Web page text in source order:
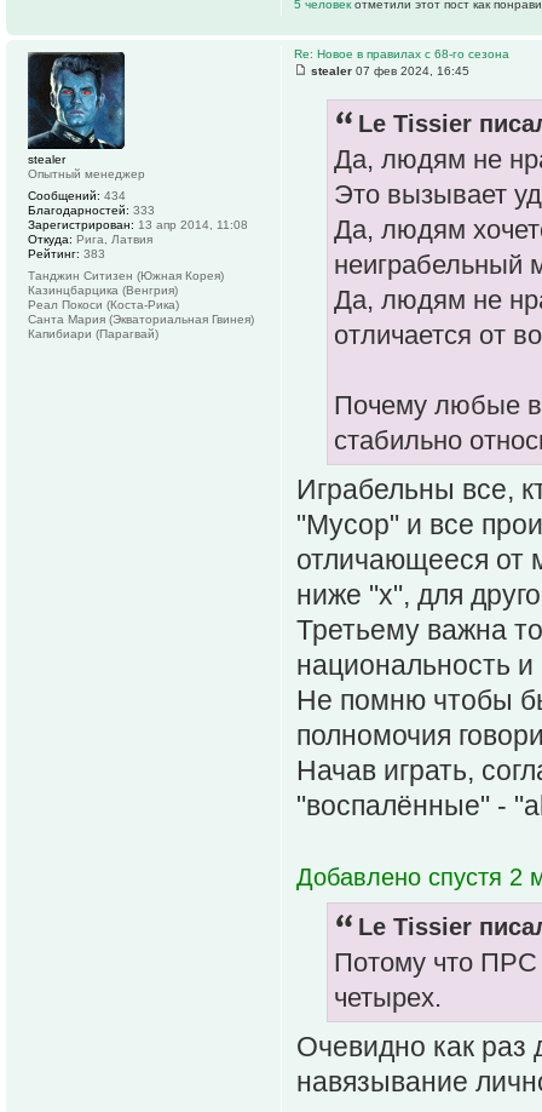
5 человек отметили этот пост как
Re: Новое в правилах с 68-го сезона
stealer 07 фев 2024, 16:45
Le Tissier
Да, людям не
Это вызывает
Да, людям
неиграбельный
Да, людям не
отличается от
Почему любые
стабильно
Играбельны все,
"Мусор" и все
отличающееся от
ниже "х", для
Третьему важна
национальность
Не помню чтобы
полномочия
Начав играть,
"воспалённые" -
Добавлено спустя 2
Le Tissier
Потому что ПРС
четырех.
Очевидно как раз
навязывание
stealer
Опытный менеджер
Сообщений: 434
Благодарностей: 333
Зарегистрирован: 13 апр 2014, 11:08
Откуда: Рига, Латвия
Рейтинг: 383
Танджин Ситизен (Южная Корея)
Казинцбарцика (Венгрия)
Реал Покоси (Коста-Рика)
Санта Мария (Экваториальная Гвинея)
Капибиари (Парагвай)